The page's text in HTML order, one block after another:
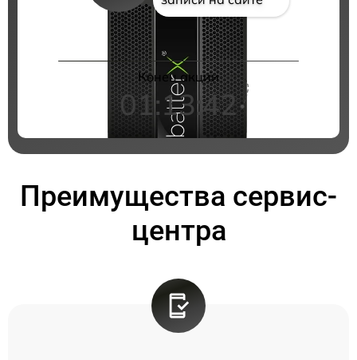
Конец акции
01:13:41
Преимущества сервис-
центра